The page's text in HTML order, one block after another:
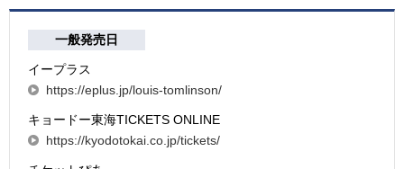
一般発売日
イープラス
https://eplus.jp/louis-tomlinson/
キョードー東海TICKETS ONLINE
https://kyodotokai.co.jp/tickets/